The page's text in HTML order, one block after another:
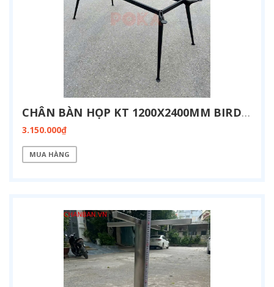
CHÂN BÀN HỌP KT 1200X2400MM BIRD-P1224
3.150.000₫
MUA HÀNG